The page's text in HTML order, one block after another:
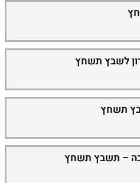
לשבץ תשחץ
תשחץ
– תשבץ תשחץ